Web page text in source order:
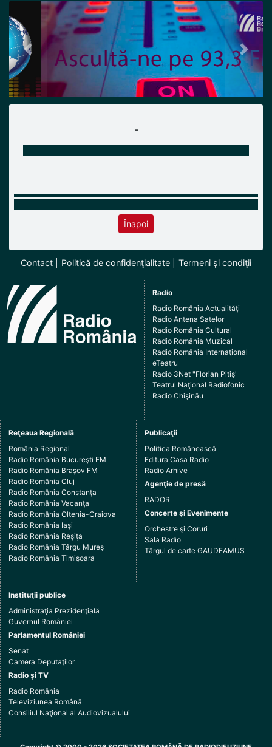
Previous Next
-
Înapoi
Contact Politică de confidenţialitate Termeni şi condiţii
Radio
Radio România Actualităţi
Radio Antena Satelor
Radio România Cultural
Radio România Muzical
Radio România Internaţional
eTeatru
Radio 3Net "Florian Pitiş"
Teatrul Naţional Radiofonic
Radio Chişinău
Reţeaua Regională
România Regional
Radio România Bucureşti FM
Radio România Braşov FM
Radio România Cluj
Radio România Constanţa
Radio România Vacanţa
Radio România Oltenia-Craiova
Radio România Iaşi
Radio România Reşiţa
Radio România Târgu Mureş
Radio România Timişoara
Publicaţii
Politica Românească
Editura Casa Radio
Radio Arhive
Agenţie de presă
RADOR
Concerte şi Evenimente
Orchestre şi Coruri
Sala Radio
Târgul de carte GAUDEAMUS
Instituţii publice
Administraţia Prezidenţială
Guvernul României
Parlamentul României
Senat
Camera Deputaţilor
Radio şi TV
Radio România
Televiziunea Română
Consiliul Naţional al Audiovizualului